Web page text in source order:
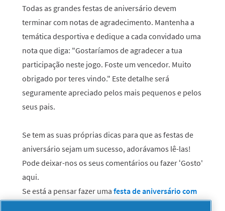
Todas as grandes festas de aniversário devem
terminar com notas de agradecimento. Mantenha a
temática desportiva e dedique a cada convidado uma
nota que diga: "Gostaríamos de agradecer a tua
participação neste jogo. Foste um vencedor. Muito
obrigado por teres vindo." Este detalhe será
seguramente apreciado pelos mais pequenos e pelos
seus pais.
Se tem as suas próprias dicas para que as festas de
aniversário sejam um sucesso, adorávamos lê-las!
Pode deixar-nos os seus comentários ou fazer ‘Gosto'
aqui.
Se está a pensar fazer uma festa de aniversário com